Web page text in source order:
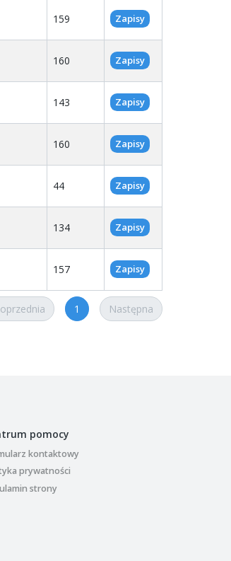
159 Zapisy
160 Zapisy
143 Zapisy
160 Zapisy
44 Zapisy
134 Zapisy
157 Zapisy
1 Następna
pomocy
kontaktowy
prywatności
strony